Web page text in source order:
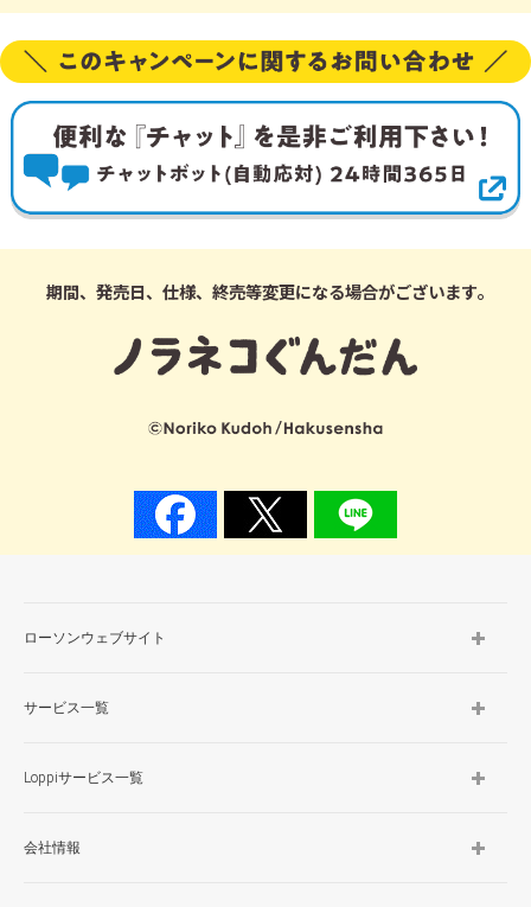
期間、発売日、仕様、終売等変更になる場合がございます｡
ローソンウェブサイト
サービス一覧
Loppiサービス一覧
会社情報